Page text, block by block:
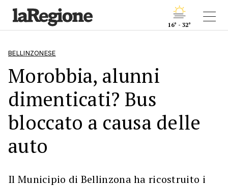
16° - 32°
BELLINZONESE
Morobbia, alunni
dimenticati? Bus
bloccato a causa delle
auto
Il Municipio di Bellinzona ha ricostruito i